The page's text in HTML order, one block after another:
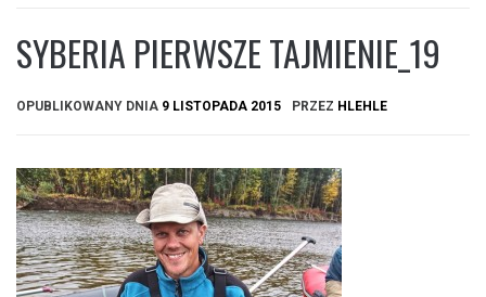
SYBERIA PIERWSZE TAJMIENIE_19
OPUBLIKOWANY DNIA 9 LISTOPADA 2015 PRZEZ HLEHLE